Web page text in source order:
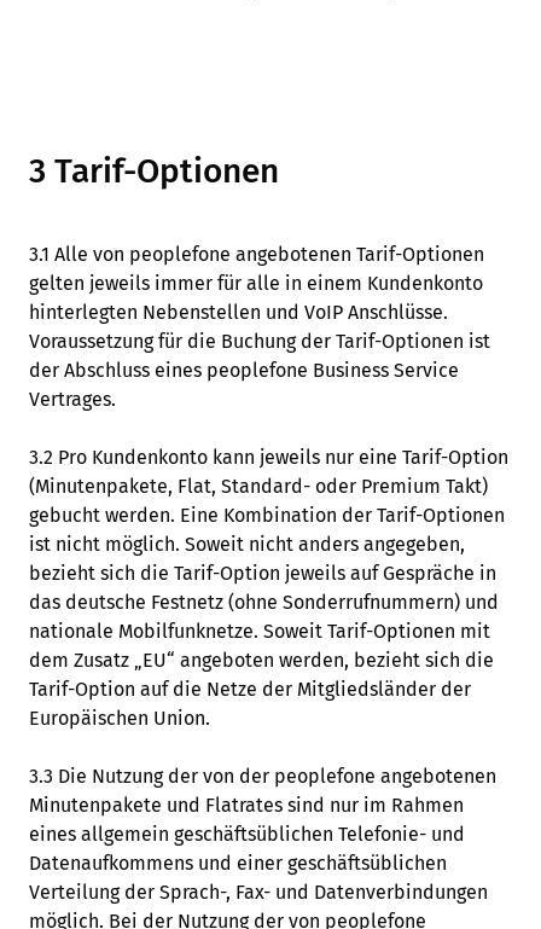
3 Tarif-Optionen
3.1 Alle von peoplefone angebotenen Tarif-Optionen
gelten jeweils immer für alle in einem Kundenkonto
hinterlegten Nebenstellen und VoIP Anschlüsse.
Voraussetzung für die Buchung der Tarif-Optionen ist
der Abschluss eines peoplefone Business Service
Vertrages.
3.2 Pro Kundenkonto kann jeweils nur eine Tarif-Option
(Minutenpakete, Flat, Standard- oder Premium Takt)
gebucht werden. Eine Kombination der Tarif-Optionen
ist nicht möglich. Soweit nicht anders angegeben,
bezieht sich die Tarif-Option jeweils auf Gespräche in
das deutsche Festnetz (ohne Sonderrufnummern) und
nationale Mobilfunknetze. Soweit Tarif-Optionen mit
dem Zusatz „EU“ angeboten werden, bezieht sich die
Tarif-Option auf die Netze der Mitgliedsländer der
Europäischen Union.
3.3 Die Nutzung der von der peoplefone angebotenen
Minutenpakete und Flatrates sind nur im Rahmen
eines allgemein geschäftsüblichen Telefonie- und
Datenaufkommens und einer geschäftsüblichen
Verteilung der Sprach-, Fax- und Datenverbindungen
möglich. Bei der Nutzung der von peoplefone